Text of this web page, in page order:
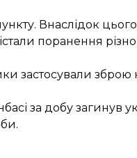
Внаслідок
поранення
застосували
за добу загинув